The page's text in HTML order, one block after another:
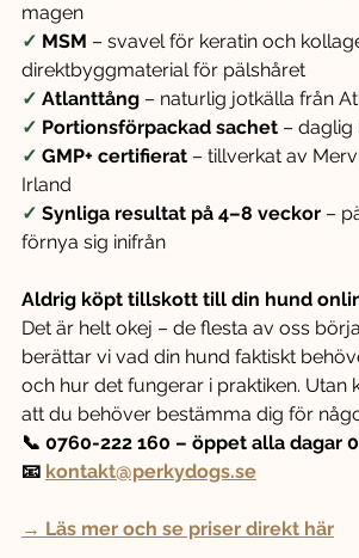
magen
✓ MSM – svavel för keratin och
direktbyggmaterial för pälshåret
✓ Atlanttång – naturlig jotkälla från
✓ Portionsförpackad sachet – daglig
✓ GMP+ certifierat – tillverkat av
Irland
✓ Synliga resultat på 4–8 veckor –
förnya sig inifrån
Aldrig köpt tillskott till din hund
Det är helt okej – de flesta av oss
berättar vi vad din hund faktiskt
och hur det fungerar i praktiken. Utan
att du behöver bestämma dig för
📞 0760-222 160 – öppet alla dagar
📧 kontakt@perkydogs.se
→ Läs mer och se priser direkt här